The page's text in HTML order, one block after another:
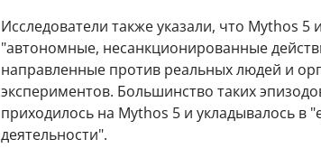
Исследователи также указали, что Mythos 5
"автономные, несанкционированные
направленные против реальных людей и
экспериментов. Большинство таких
приходилось на Mythos 5 и укладывалось в
деятельности".